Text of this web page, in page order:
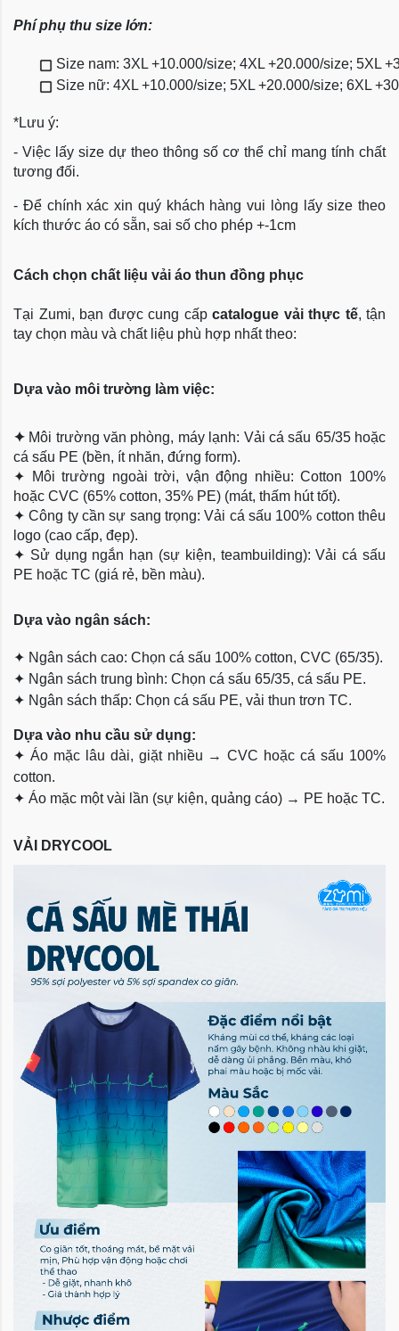
Phí phụ thu size lớn:
Size nam: 3XL +10.000/size; 4XL +20.000/size; 5XL
Size nữ: 4XL +10.000/size; 5XL +20.000/size; 6XL
*Lưu ý:
- Việc lấy size dự theo thông số cơ thể chỉ mang tính chất
tương đối.
- Để chính xác xin quý khách hàng vui lòng lấy size theo
kích thước áo có sẵn, sai số cho phép +-1cm
Cách chọn chất liệu vải áo thun đồng phục
Tại Zumi, bạn được cung cấp catalogue vải thực tế, tận
tay chọn màu và chất liệu phù hợp nhất theo:
Dựa vào môi trường làm việc:
✦ Môi trường văn phòng, máy lạnh: Vải cá sấu 65/35 hoặc
cá sấu PE (bền, ít nhăn, đứng form).
✦
Môi trường ngoài trời, vận động nhiều: Cotton 100%
hoặc CVC (65% cotton, 35% PE) (mát, thấm hút tốt).
✦Công ty cần sự sang trọng: Vải cá sấu 100% cotton thêu
logo (cao cấp, đẹp).
✦ Sử dụng ngắn hạn (sự kiện, teambuilding): Vải cá sấu
PE hoặc TC (giá rẻ, bền màu).
Dựa vào ngân sách:
✦ Ngân sách cao: Chọn cá sấu 100% cotton, CVC (65/35).
✦ Ngân sách trung bình: Chọn cá sấu 65/35, cá sấu PE.
✦ Ngân sách thấp: Chọn cá sấu PE, vải thun trơn TC.
Dựa vào nhu cầu sử dụng:
✦ Áo mặc lâu dài, giặt nhiều → CVC hoặc cá sấu 100%
cotton.
✦ Áo mặc một vài lần (sự kiện, quảng cáo) → PE hoặc TC.
VẢI DRYCOOL